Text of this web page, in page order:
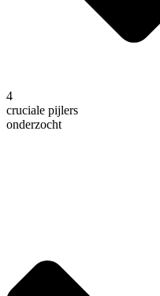
4
cruciale pijlers
onderzocht